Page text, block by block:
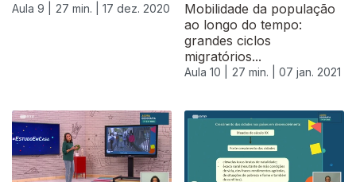
Aula 9 | 27 min. | 17 dez. 2020
Mobilidade da população
ao longo do tempo:
grandes ciclos
migratórios...
Aula 10 | 27 min. | 07 jan. 2021
519237